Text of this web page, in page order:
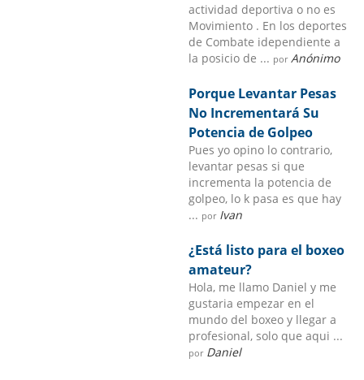
actividad deportiva o no es
Movimiento . En los deportes
de Combate idependiente a
la posicio de ... por Anónimo
Porque Levantar Pesas
No Incrementará Su
Potencia de Golpeo
Pues yo opino lo contrario,
levantar pesas si que
incrementa la potencia de
golpeo, lo k pasa es que hay
... por Ivan
¿Está listo para el boxeo
amateur?
Hola, me llamo Daniel y me
gustaria empezar en el
mundo del boxeo y llegar a
profesional, solo que aqui ...
por Daniel